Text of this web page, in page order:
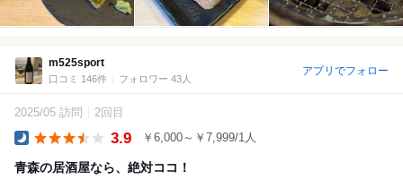
m525sport
口コミ 146件 フォロワー 43人
アプリでフォロー
2025/05 訪問 2回目
3.9 ￥6,000～￥7,999/1人
青森の居酒屋なら、絶対ココ！